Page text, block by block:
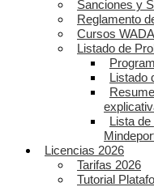
Sanciones y
Reglamento
Cursos WADA
Listado de
Listado
Lista
Licencias 2026
Tarifas 2026
Tutorial